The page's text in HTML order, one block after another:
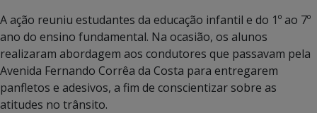
A ação reuniu estudantes da educação infantil e do 1º ao 7º
ano do ensino fundamental. Na ocasião, os alunos
realizaram abordagem aos condutores que passavam pela
Avenida Fernando Corrêa da Costa para entregarem
panfletos e adesivos, a fim de conscientizar sobre as
atitudes no trânsito.